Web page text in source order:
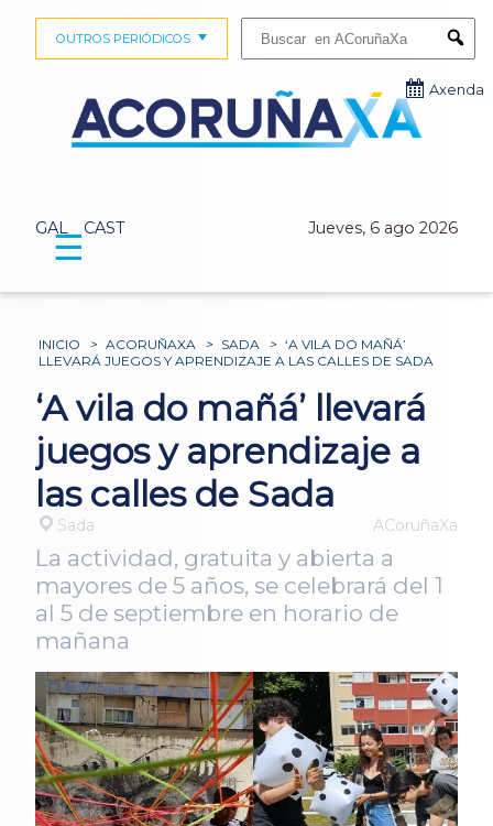
GAL CAST Jueves, 6 ago 2026
OUTROS PERIÓDICOS
Axenda
☰
INICIO > ACORUÑAXA > SADA > ‘A VILA DO MAÑÁ’
LLEVARÁ JUEGOS Y APRENDIZAJE A LAS CALLES DE SADA
‘A vila do mañá’ llevará
juegos y aprendizaje a
las calles de Sada
Sada ACoruñaXa
La actividad, gratuita y abierta a
mayores de 5 años, se celebrará del 1
al 5 de septiembre en horario de
mañana